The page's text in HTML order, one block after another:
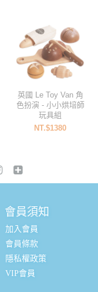
英國 Le Toy Van 角
色扮演 - 小小烘培師
玩具組
NT.$1380
會員須知
加入會員
會員條款
隱私權政策
VIP會員